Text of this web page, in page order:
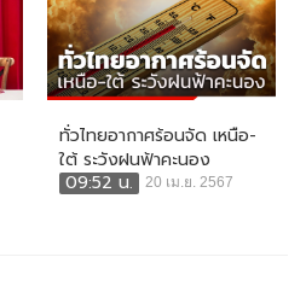
ทั่วไทยอากาศร้อนจัด เหนือ-
ใต้ ระวังฝนฟ้าคะนอง
09:52 น.
20 เม.ย. 2567